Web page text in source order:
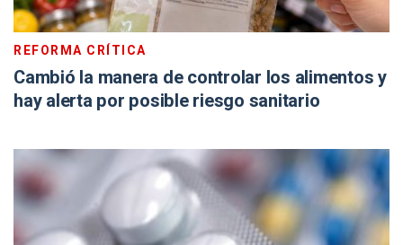
REFORMA CRÍTICA
Cambió la manera de controlar los alimentos y
hay alerta por posible riesgo sanitario